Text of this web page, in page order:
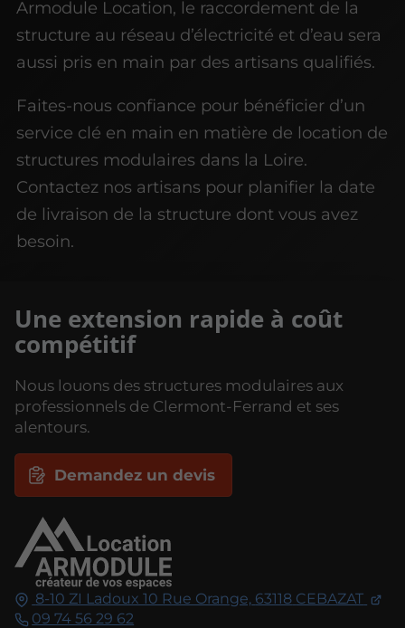
Armodule Location, le raccordement de la
structure au réseau d’électricité et d’eau sera
aussi pris en main par des artisans qualifiés.
Faites-nous confiance pour bénéficier d’un
service clé en main en matière de location de
structures modulaires dans la Loire.
Contactez nos artisans pour planifier la date
de livraison de la structure dont vous avez
besoin.
8-10 ZI Ladoux 10 Rue Orange, 63118 CEBAZAT
09 74 56 29 62
Une extension rapide à coût
compétitif
Nous louons des structures modulaires aux
professionnels de Clermont-Ferrand et ses
alentours.
Demandez un devis